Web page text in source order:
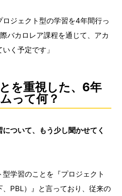
ロジェクト型の学習を4年間行っ
バカロレア課程を通じて、アカ
く予定です」
を重視した、6年
って何？
ついて、もう少し聞かせてく
型学習のことを『プロジェクト
PBL）』と言っており、従来の